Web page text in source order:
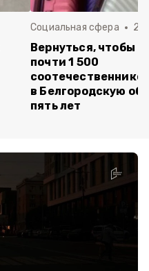
Социальная сфера 20
Вернуться, чтобы
почти 1 500
в Белгородскую
пять лет